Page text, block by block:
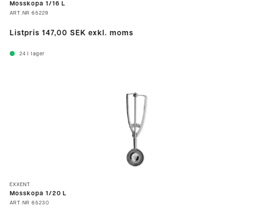
Mosskopa 1/16 L
ART.NR 65229
Listpris 147,00 SEK exkl. moms
24 I lager
EXXENT
Mosskopa 1/20 L
ART.NR 65230